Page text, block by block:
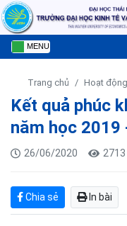
MENU
Trang chủ Hoạt
Kết quả phúc
năm học 2019
26/06/2020
Chia sẻ In bài